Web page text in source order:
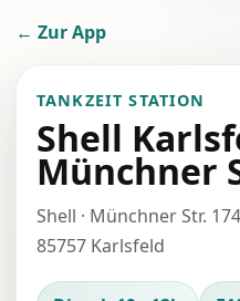
← Zur App
TANKZEIT STATION
Shell
Münchner
Shell · Münchner Str. 174
85757 Karlsfeld